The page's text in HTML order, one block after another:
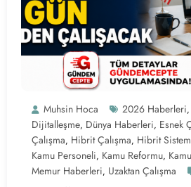
Muhsin Hoca 2026 Haberleri,
Dijitalleşme, Dünya Haberleri, Esnek
Çalışma, Hibrit Çalışma, Hibrit Sistem
Kamu Personeli, Kamu Reformu,
Memur Haberleri, Uzaktan Çalışma